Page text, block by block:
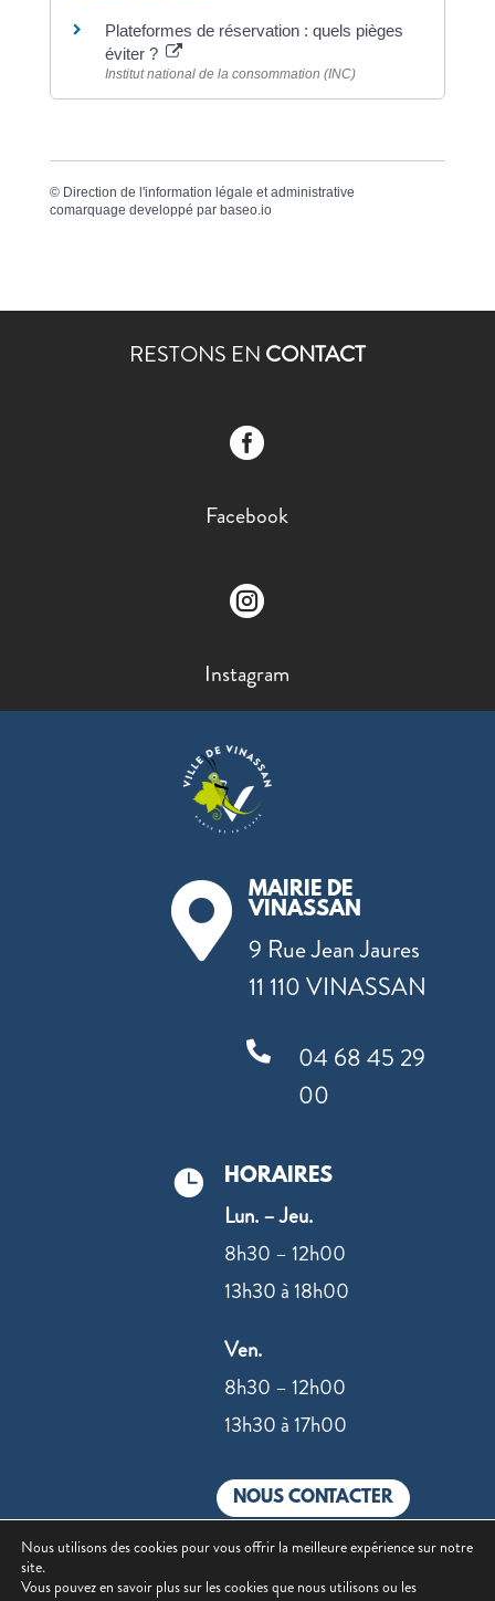
Plateformes de réservation : quels pièges
éviter ?
Institut national de la consommation (INC)
© Direction de l'information légale et administrative
comarquage developpé par baseo.io
RESTONS EN CONTACT

Facebook

Instagram

MAIRIE DE
VINASSAN
9 Rue Jean Jaures
11 110 VINASSAN

04 68 45 29
00
 HORAIRES
Lun. – Jeu.
8h30 – 12h00
13h30 à 18h00
Ven.
8h30 – 12h00
13h30 à 17h00
NOUS CONTACTER
Nous utilisons des cookies pour vous offrir la meilleure expérience sur notre
site.
Vous pouvez en savoir plus sur les cookies que nous utilisons ou les